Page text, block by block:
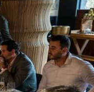
C Ciberseguridad